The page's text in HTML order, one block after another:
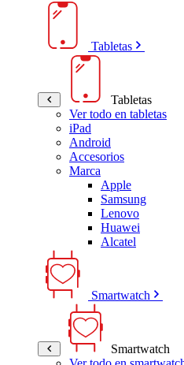
Tabletas
Tabletas
Ver todo en tabletas
iPad
Android
Accesorios
Marca
Apple
Samsung
Lenovo
Huawei
Alcatel
Smartwatch
Smartwatch